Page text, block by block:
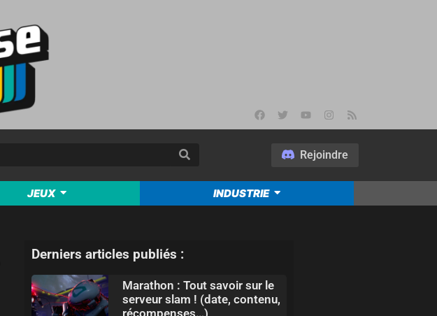
Rejoindre
JEUX INDUSTRIE
Derniers articles publiés :
Marathon : Tout savoir sur le
serveur slam ! (date, contenu,
récompenses…)